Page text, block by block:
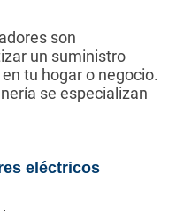
son
un suministro
tu hogar o negocio.
se especializan
eléctricos